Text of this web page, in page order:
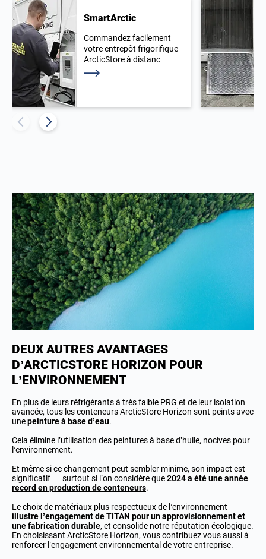
SmartArctic
Commandez facilement
votre entrepôt frigorifique
ArcticStore à distanc
En savoir plus
DEUX AUTRES AVANTAGES
D’ARCTICSTORE HORIZON POUR
L’ENVIRONNEMENT
En plus de leurs réfrigérants à très faible PRG et de leur isolation
avancée, tous les conteneurs ArcticStore Horizon sont peints avec
unepeinture à base d’eau.
Cela élimine l’utilisation des peintures à base d’huile, nocives pour
l’environnement.
Et même si ce changement peut sembler minime, son impact est
significatif — surtout si l’on considère que2024 a été uneannée
record en production de conteneurs.
Le choix de matériaux plus respectueux de l’environnement
illustre l’engagement de TITAN pour un approvisionnement et
une fabrication durable, et consolide notre réputation écologique.
En choisissant ArcticStore Horizon, vous contribuez vous aussi à
renforcer l’engagement environnemental de votre entreprise.